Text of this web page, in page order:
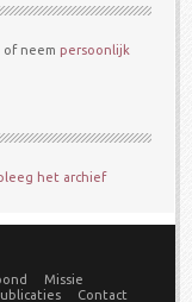
of neem persoonlijk
het archief
Missie
Contact